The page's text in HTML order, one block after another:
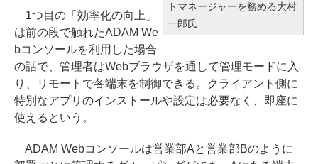
トマネージャーを務める大村
一郎氏
1つ目の「効率化の向上」
は前の段で触れたADAM We
bコンソールを利用した場合
の話で、管理者はWebブラウザを通して管理モードに入
り、リモートで各端末を制御できる。クライアント側に
特別なアプリのインストールや設定は必要なく、即座に
使えるという。
ADAM Webコンソールは営業部Aと営業部Bのように